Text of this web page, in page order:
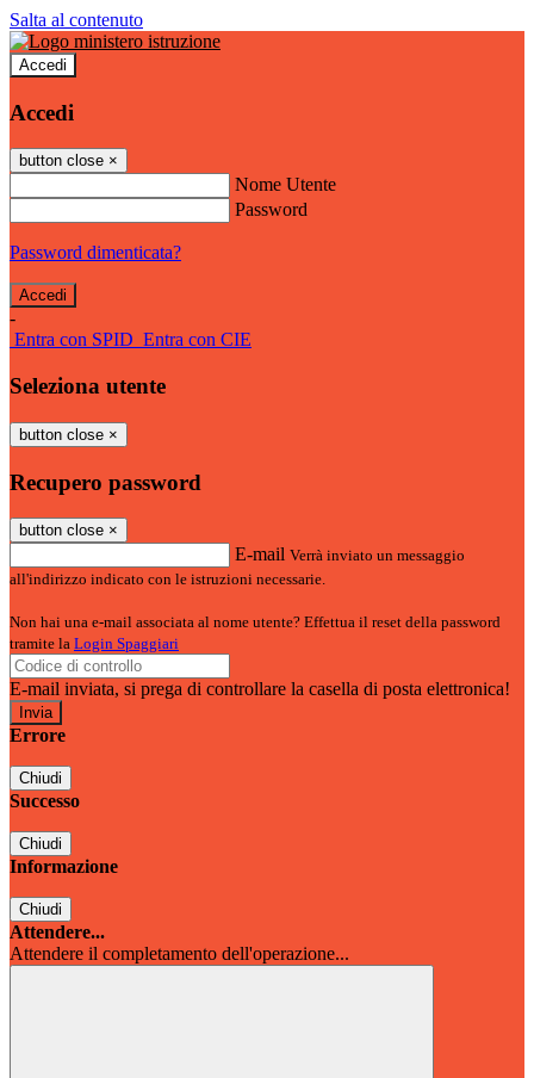
Salta al contenuto
Accedi
Accedi
button close ×
Nome Utente
Password
Password dimenticata?
-
Entra con SPID Entra con CIE
Seleziona utente
button close ×
Recupero password
button close ×
E-mail Verrà inviato un messaggio
all'indirizzo indicato con le istruzioni necessarie.
Non hai una e-mail associata al nome utente? Effettua il reset della password
tramite la Login Spaggiari
E-mail inviata, si prega di controllare la casella di posta elettronica!
Errore
Chiudi
Successo
Chiudi
Informazione
Chiudi
Attendere...
Attendere il completamento dell'operazione...